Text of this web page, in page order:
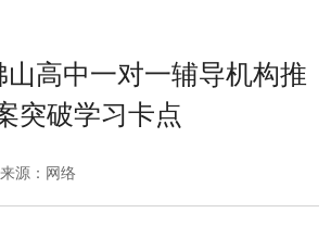
山高中一对一辅导机构推
突破学习卡点
源：网络